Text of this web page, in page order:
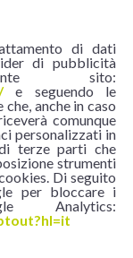
di dati
di pubblicità
sito:
e seguendo le
anche in caso
comunque
personalizzati in
terze parti che
strumenti
Di seguito
per bloccare i
Analytics: